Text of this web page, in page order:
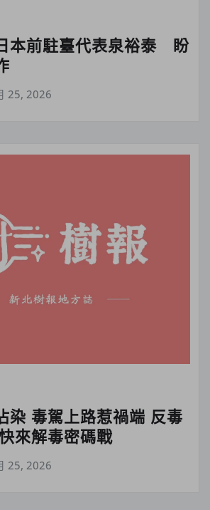
本前駐臺代表泉裕泰 盼
25, 2026
染 毒駕上路惹禍端 反毒
來解毒密碼戰
25, 2026